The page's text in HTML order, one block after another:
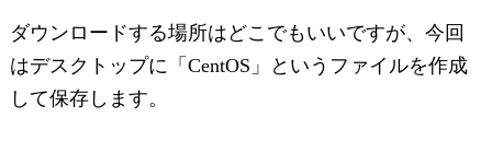
ダウンロードする場所はどこでもいいですが、今回
はデスクトップに「CentOS」というファイルを作成
して保存します。